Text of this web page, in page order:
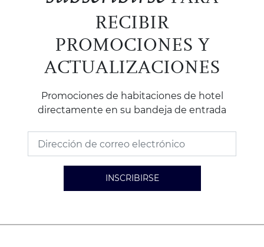
RECIBIR
PROMOCIONES Y
ACTUALIZACIONES
Promociones de habitaciones de hotel
directamente en su bandeja de entrada
INSCRIBIRSE